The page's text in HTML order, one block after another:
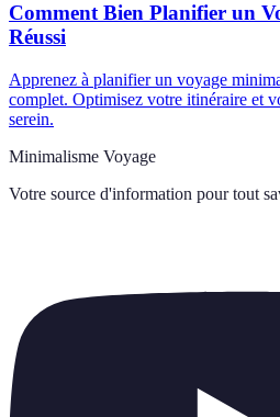
Comment Bien Planifier un
Réussi
Apprenez à planifier un voyage
complet. Optimisez votre itinéraire et
serein.
Minimalisme Voyage
Votre source d'information pour tout